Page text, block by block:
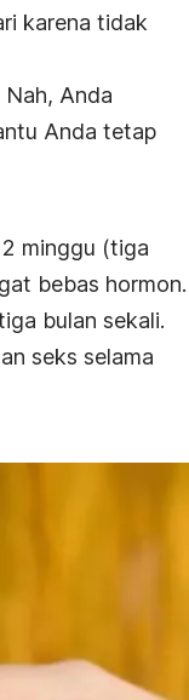
karena tidak
Anda
Anda tetap
minggu (tiga
bebas hormon.
bulan sekali.
seks selama